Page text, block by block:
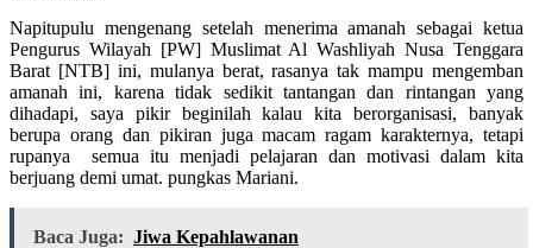
Napitupulu mengenang setelah menerima amanah sebagai ketua
Pengurus Wilayah [PW] Muslimat Al Washliyah Nusa Tenggara
Barat [NTB] ini, mulanya berat, rasanya tak mampu mengemban
amanah ini, karena tidak sedikit tantangan dan rintangan yang
dihadapi, saya pikir beginilah kalau kita berorganisasi, banyak
berupa orang dan pikiran juga macam ragam karakternya, tetapi
rupanya semua itu menjadi pelajaran dan motivasi dalam kita
berjuang demi umat. pungkas Mariani.
Baca Juga: Jiwa Kepahlawanan